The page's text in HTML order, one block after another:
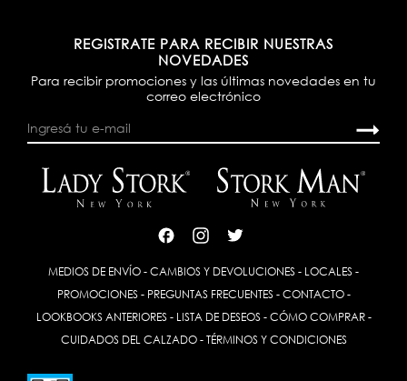
REGISTRATE PARA RECIBIR NUESTRAS
NOVEDADES
Para recibir promociones y las últimas novedades en tu
correo electrónico
MEDIOS DE ENVÍO - CAMBIOS Y DEVOLUCIONES - LOCALES -
PROMOCIONES- PREGUNTAS FRECUENTES- CONTACTO-
LOOKBOOKS ANTERIORES- LISTA DE DESEOS- CÓMO COMPRAR-
CUIDADOS DEL CALZADO- TÉRMINOS Y CONDICIONES